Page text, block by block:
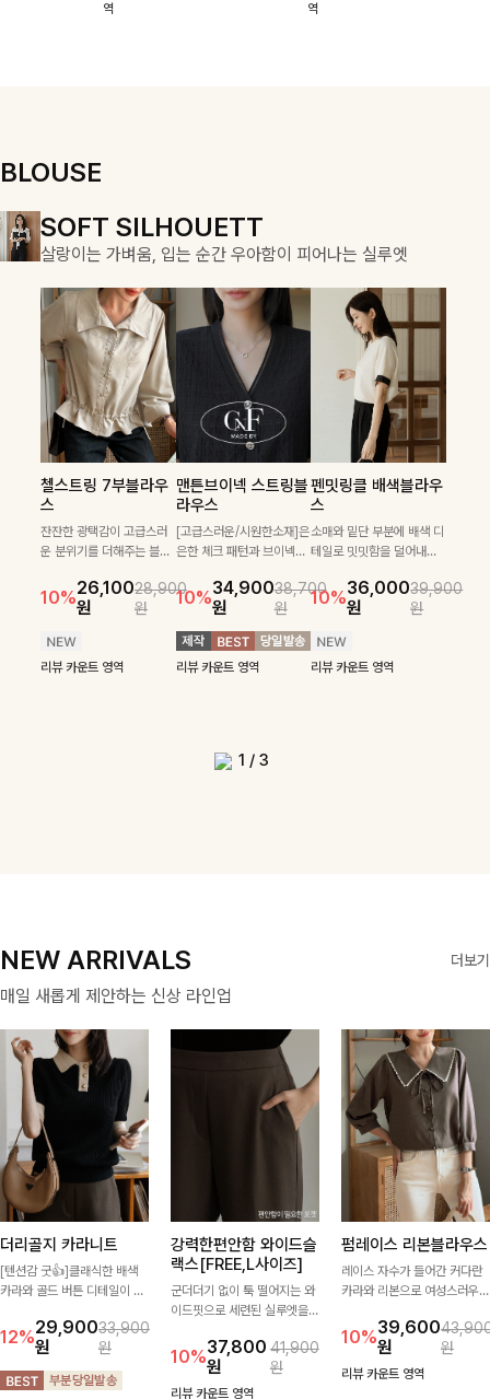
스에요🖤
역
할 수 있어요🤍
역
BLOUSE
SOFT SILHOUETT
살랑이는 가벼움, 입는 순간 우아함이 피어나는 실루엣
첼스트링 7부블라우
스
잔잔한 광택감이 고급스러
운 분위기를 더해주는 블라
프릴 밑단이 자연스럽게 실
루엣을 살려주며, 여유로운
스러운 무드를 완성해준답
니다 🤍
10%26,100
원
28,900
원
리뷰 카운트 영역
맨튼브이넥 스트링블
라우스
[고급스러운/시원한소재]은
은한 체크 패턴과 브이넥으
로 고급스러운 디테일을 넣
었으며 밑단스트링으로 핏
을 더욱 깔끔하게 잡아주는
블라우스예요 :)
10%34,900
원
38,700
원
리뷰 카운트 영역
펜밋링클 배색블라우
스
소매와 밑단 부분에 배색 디
테일로 밋밋함을 덜어내고
클 소재로 구김 걱정없이 즐
길 수 있는 블라우스랍니
10%36,000
원
39,900
원
리뷰 카운트 영역
COZY ESSENTIAL
매일의 일상을 부드럽게 감싸줄 니트 컬렉션
론클디 브이넥니트
부드럽게 몸을 감싸는 니트
짜임으로 편안한 착용감을
더해드리며 여유 있게 떨어
여리여리한 실루엣을 완성
해드려요 ✨ 단독은 물론 다
게 매치되는 데일리 니트랍
니다
10%원
원
리뷰 카운트 영역
칠스트라이프 카라7
부니트
[골드버튼/클래식무드🤍]
스트라이프 패턴으로 데일
이템입니다 카라넥 디자인
으로 깔끔한 이미지로 만들
어 주는 7부 니트입니다 ~
10%31,900
원
35,400
원
리뷰 카운트 영역
셀드펜던트 7부니트
넉넉한 핏으로 편하게 착용
가능한 심플&베이직 무드의
니트!레터리 펜던트로 고급
어요:D
10% 원
원
리뷰 카운트 영역
DOUBLE THE JOY
함께할 때 더욱 완벽한, 합리적인 선택으로 채우는 즐거움
필첸체크 스트링블라
우스+플레어스커트
SET
[활용도 좋은 투피스]은은한
테일이 어우러진 투피스 세
트입니다. 여유로운 상의와
풍성하게 퍼지는 롱스커트가
론, 단품으로도 다양하게 활
42,900
원
49,800
특스트라이프 링클원
피스+스트링자켓
SET
가볍고 시원한 링클 원피스
성되어 코디 고민 없이 완성
도 높은 스타일링을 연출해
주는 아이템 🤍 따로 또 같
이 활용하기 좋아 실용적이
며, 스트링 디테일로 다양한
69,900
원
79,400
원
헨틴링클 날개티셔츠
+치마바지SET
[텐션감↑/구김↓]가볍게
입기만 해도 코디가 완성되
럽게 퍼지는 프릴 날개 소매
가 우아한 포인트를 더해드
립니다💕 잔잔한 링클 텍스
처 소재와 편안한 허리밴딩
으로 하루 종일 산뜻하고 쾌
12%29,900
원
33,900
원
리뷰 카운트 영역
1 / 3
NEW ARRIVALS 더보기
매일 새롭게 제안하는 신상 라인업
더리골지 카라니트
[텐션감 굿👍]클래식한 배색
카라와 골드 버튼 디테일이 세
입니다. 세로 골지 짜임이 슬림
한 실루엣을 연출해 단정하면
서도 여성스러운 무드를 완성
해드려요.
12%29,900
원
33,900
원
강력한편안함 와이드슬
랙스[FREE,L사이즈]
군더더기 없이 툭 떨어지는 와
이드핏으로 세련된 실루엣을
끔한 디자인과 롱한 기장감으
로 다리가 길어 보이고 뒷밴딩
으로 편안하기까지-
10%37,800
원
41,900
원
리뷰 카운트 영역
펌레이스 리본블라우스
레이스 자수가 들어간 커다란
카라와 리본으로 여성스러우면
껴지는 블라우스에요🤎
10%39,600
원
원
리뷰 카운트 영역